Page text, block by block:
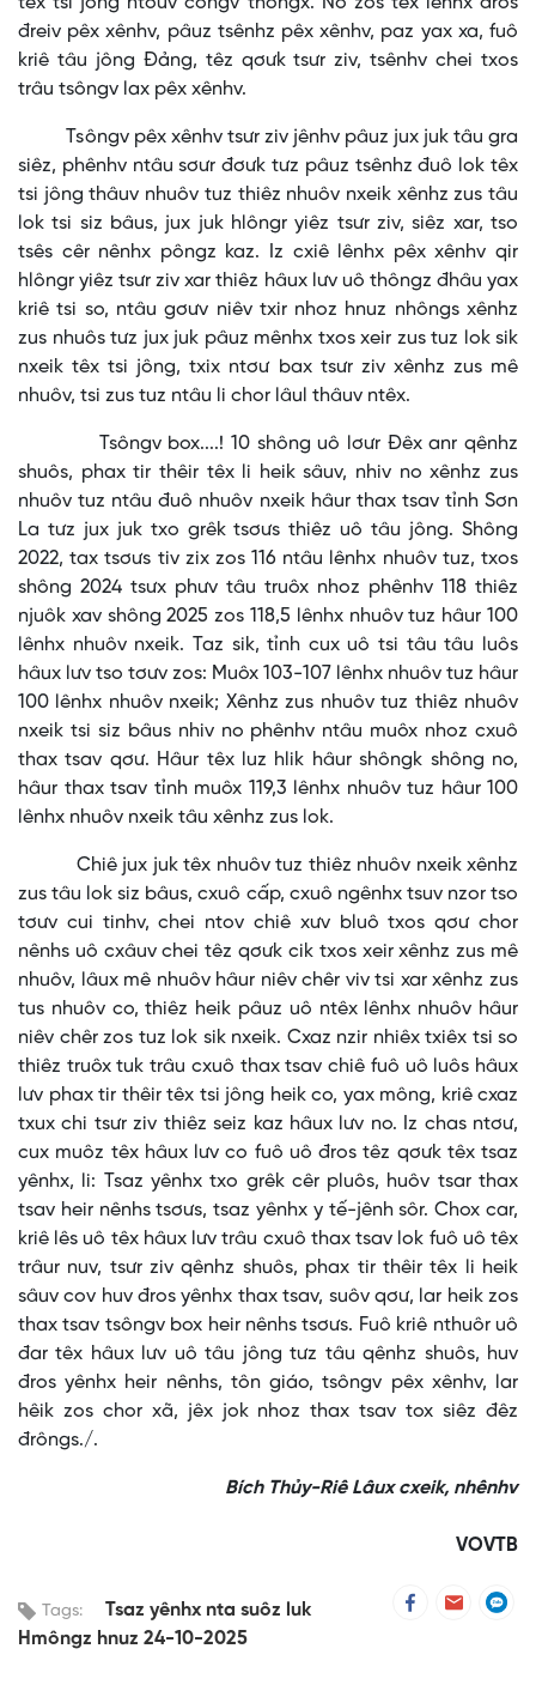
đreiv pêx xênhv, pâuz tsênhz pêx xênhv, paz yax xa, fuô
kriê tâu jông Đảng, têz qơưk tsưr ziv, tsênhv chei txos
trâu tsôngv lax pêx xênhv.
Tsôngv pêx xênhv tsưr ziv jênhv pâuz jux juk tâu gra
siêz, phênhv ntâu sơưr đơưk tưz pâuz tsênhz đuô lok têx
tsi jông thâuv nhuôv tuz thiêz nhuôv nxeik xênhz zus tâu
lok tsi siz bâus, jux juk hlôngr yiêz tsưr ziv, siêz xar, tso
tsês cêr nênhx pôngz kaz. Iz cxiê lênhx pêx xênhv qir
hlôngr yiêz tsưr ziv xar thiêz hâux lưv uô thôngz đhâu yax
kriê tsi so, ntâu gơưv niêv txir nhoz hnuz nhôngs xênhz
zus nhuôs tưz jux juk pâuz mênhx txos xeir zus tuz lok sik
nxeik têx tsi jông, txix ntơư bax tsưr ziv xênhz zus mê
nhuôv, tsi zus tuz ntâu li chor lâul thâuv ntêx.
Tsôngv box....! 10 shông uô lơưr Đêx anr qênhz
shuôs, phax tir thêir têx li heik sâuv, nhiv no xênhz zus
nhuôv tuz ntâu đuô nhuôv nxeik hâur thax tsav tỉnh Sơn
La tưz jux juk txo grêk tsơưs thiêz uô tâu jông. Shông
2022, tax tsơưs tiv zix zos 116 ntâu lênhx nhuôv tuz, txos
shông 2024 tsưx phưv tâu truôx nhoz phênhv 118 thiêz
njuôk xav shông 2025 zos 118,5 lênhx nhuôv tuz hâur 100
lênhx nhuôv nxeik. Taz sik, tỉnh cux uô tsi tâu tâu luôs
hâux lưv tso tơưv zos: Muôx 103-107 lênhx nhuôv tuz hâur
100 lênhx nhuôv nxeik; Xênhz zus nhuôv tuz thiêz nhuôv
nxeik tsi siz bâus nhiv no phênhv ntâu muôx nhoz cxuô
thax tsav qơư. Hâur têx luz hlik hâur shôngk shông no,
hâur thax tsav tỉnh muôx 119,3 lênhx nhuôv tuz hâur 100
lênhx nhuôv nxeik tâu xênhz zus lok.
Chiê jux juk têx nhuôv tuz thiêz nhuôv nxeik xênhz
zus tâu lok siz bâus, cxuô cấp, cxuô ngênhx tsuv nzor tso
tơưv cui tinhv, chei ntov chiê xưv bluô txos qơư chor
nênhs uô cxâuv chei têz qơưk cik txos xeir xênhz zus mê
nhuôv, lâux mê nhuôv hâur niêv chêr viv tsi xar xênhz zus
tus nhuôv co, thiêz heik pâuz uô ntêx lênhx nhuôv hâur
niêv chêr zos tuz lok sik nxeik. Cxaz nzir nhiêx txiêx tsi so
thiêz truôx tuk trâu cxuô thax tsav chiê fuô uô luôs hâux
lưv phax tir thêir têx tsi jông heik co, yax mông, kriê cxaz
txux chi tsưr ziv thiêz seiz kaz hâux lưv no. Iz chas ntơư,
cux muôz têx hâux lưv co fuô uô đros têz qơưk têx tsaz
yênhx, li: Tsaz yênhx txo grêk cêr pluôs, huôv tsar thax
tsav heir nênhs tsơưs, tsaz yênhx y tế-jênh sôr. Chox car,
kriê lês uô têx hâux lưv trâu cxuô thax tsav lok fuô uô têx
trâur nuv, tsưr ziv qênhz shuôs, phax tir thêir têx li heik
sâuv cov huv đros yênhx thax tsav, suôv qơư, lar heik zos
thax tsav tsôngv box heir nênhs tsơưs. Fuô kriê nthuôr uô
đar têx hâux lưv uô tâu jông tưz tâu qênhz shuôs, huv
đros yênhx heir nênhs, tôn giáo, tsôngv pêx xênhv, lar
hêik zos chor xã, jêx jok nhoz thax tsav tox siêz đêz
đrôngs./.
Bích Thủy-Riê Lâux cxeik, nhênhv
VOVTB
Tags:
Tsaz yênhx nta suôz luk
Hmôngz hnuz 24-10-2025